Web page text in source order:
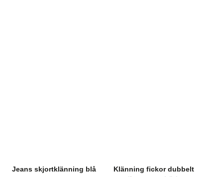
Jeans skjortklänning blå
Klänning fickor dubbelt